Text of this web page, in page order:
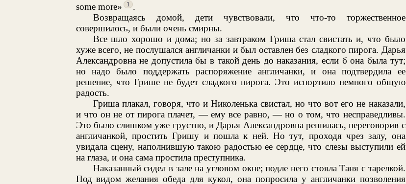
some more»
1 .
Возвращаясь домой, дети чувствовали, что что-то торжественное
совершилось, и были очень смирны.
Все шло хорошо и дома; но за завтраком Гриша стал свистать и, что было
хуже всего, не послушался англичанки и был оставлен без сладкого пирога. Дарья
Александровна не допустила бы в такой день до наказания, если б она была тут;
но надо было поддержать распоряжение англичанки, и она подтвердила ее
решение, что Грише не будет сладкого пирога. Это испортило немного общую
радость.
Гриша плакал, говоря, что и Николенька свистал, но что вот его не наказали,
и что он не от пирога плачет, — ему все равно, — но о том, что несправедливы.
Это было слишком уже грустно, и Дарья Александровна решилась, переговорив с
англичанкой, простить Гришу и пошла к ней. Но тут, проходя чрез залу, она
увидала сцену, наполнившую такою радостью ее сердце, что слезы выступили ей
на глаза, и она сама простила преступника.
Наказанный сидел в зале на угловом окне; подле него стояла Таня с тарелкой.
Под видом желания обеда для кукол, она попросила у англичанки позволения